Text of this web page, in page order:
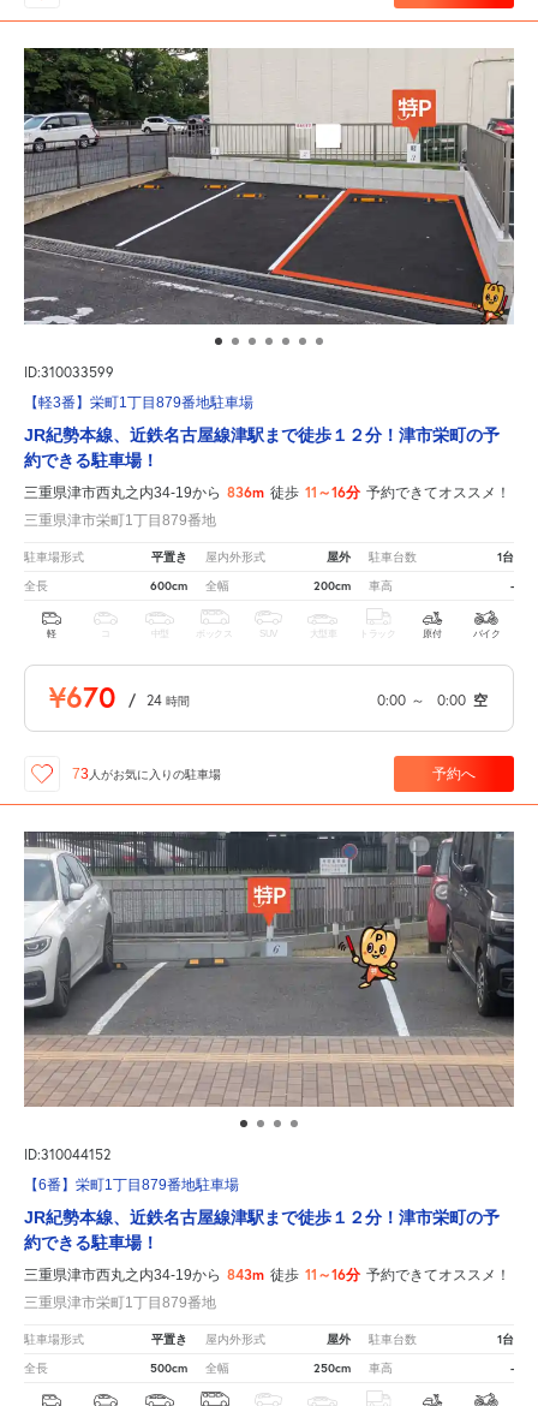
ID:310033599
【軽3番】栄町1丁目879番地駐車場
JR紀勢本線、近鉄名古屋線津駅まで徒歩１２分！津市栄町の予
約できる駐車場！
三重県津市西丸之内34-19から 836m 徒歩 11～16分 予約できてオススメ！
三重県津市栄町1丁目879番地
駐車場形式 平置き 屋内外形式 屋外 駐車台数 1台
全長 600cm 全幅 200cm 車高 -
軽 中型 ボックス SUV 大型車 トラック 原付 バイク
¥670 / 24 時間 0:00 ～ 0:00 空
73 人がお気に入りの駐車場 予約へ
ID:310044152
【6番】栄町1丁目879番地駐車場
JR紀勢本線、近鉄名古屋線津駅まで徒歩１２分！津市栄町の予
約できる駐車場！
三重県津市西丸之内34-19から 843m 徒歩 11～16分 予約できてオススメ！
三重県津市栄町1丁目879番地
駐車場形式 平置き 屋内外形式 屋外 駐車台数 1台
全長 500cm 全幅 250cm 車高 -